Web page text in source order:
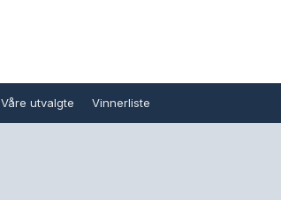
Våre utvalgte Vinnerliste